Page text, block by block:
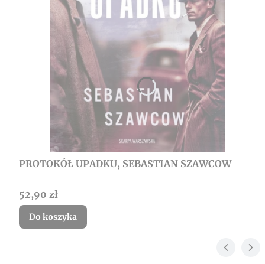
PROTOKÓŁ UPADKU, SEBASTIAN SZAWCOW
Cena
52,90 zł
Do koszyka